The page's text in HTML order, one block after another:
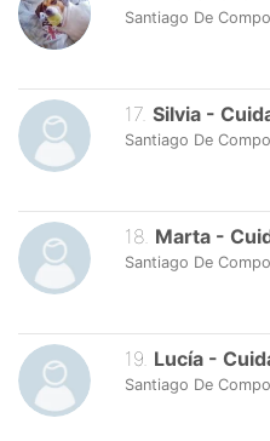
Santiago De
17. Silvia -
Santiago De
18. Marta -
Santiago De
19. Lucía -
Santiago De